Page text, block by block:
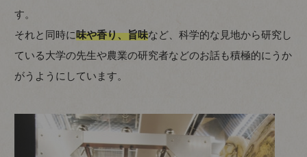
す。
それと同時に味や香り、旨味など、科学的な見地から研究し
ている大学の先生や農業の研究者などのお話も積極的にうか
がうようにしています。